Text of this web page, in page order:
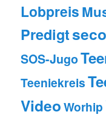
Lobpreis
Predigt
SOS-Jugo
Teeniekreis
VideoWorhip